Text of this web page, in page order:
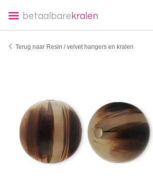
betaalbare kralen
Terug naar Resin / velvet hangers en kralen